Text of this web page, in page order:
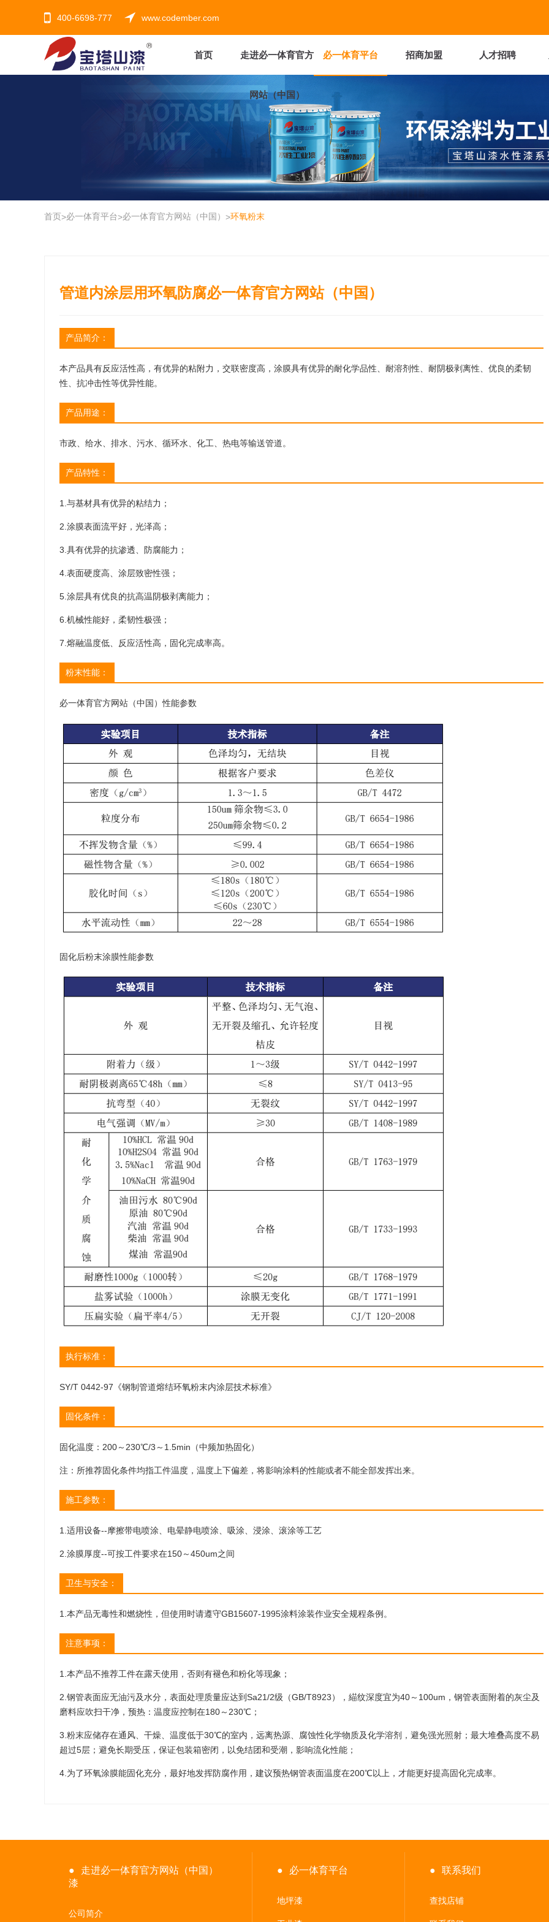
400-6698-777 www.codember.com
首页 走进必一体育官方
网站（中国）
必一体育平台 招商加盟 人才招聘
首页>必一体育平台>必一体育官方网站（中国） >环氧粉末
管道内涂层用环氧防腐必一体育官方网站（中国）
产品简介：
本产品具有反应活性高，有优异的粘附力，交联密度高，涂膜具有优异的耐化学品性、耐溶剂性、耐阴极剥离性、优良的柔韧
性、抗冲击性等优异性能。
产品用途：
市政、给水、排水、污水、循环水、化工、热电等输送管道。
产品特性：
1.与基材具有优异的粘结力；
2.涂膜表面流平好，光泽高；
3.具有优异的抗渗透、防腐能力；
4.表面硬度高、涂层致密性强；
5.涂层具有优良的抗高温阴极剥离能力；
6.机械性能好，柔韧性极强；
7.熔融温度低、反应活性高，固化完成率高。
粉末性能：
必一体育官方网站（中国）性能参数
固化后粉末涂膜性能参数
执行标准：
SY/T 0442-97《钢制管道熔结环氧粉末内涂层技术标准》
固化条件：
固化温度：200～230℃/3～1.5min（中频加热固化）
注：所推荐固化条件均指工件温度，温度上下偏差，将影响涂料的性能或者不能全部发挥出来。
施工参数：
1.适用设备--摩擦带电喷涂、电晕静电喷涂、吸涂、浸涂、滚涂等工艺
2.涂膜厚度--可按工件要求在150～450um之间
卫生与安全：
1.本产品无毒性和燃烧性，但使用时请遵守GB15607-1995涂料涂装作业安全规程条例。
注意事项：
1.本产品不推荐工件在露天使用，否则有褪色和粉化等现象；
2.钢管表面应无油污及水分，表面处理质量应达到Sa21/2级（GB/T8923），緢纹深度宜为40～100um，钢管表面附着的灰尘及
磨料应吹扫干净，预热：温度应控制在180～230℃；
3.粉末应储存在通风、干燥、温度低于30℃的室内，远离热源、腐蚀性化学物质及化学溶剂，避免强光照射；最大堆叠高度不易
超过5层；避免长期受压，保证包装箱密闭，以免结团和受潮，影响流化性能；
4.为了环氧涂膜能固化充分，最好地发挥防腐作用，建议预热钢管表面温度在200℃以上，才能更好提高固化完成率。
2015年1月，国务院和中央军委正式下发文
本期工程按满足2020年机场旅客吞吐量4000万
人次、货邮吞吐量70万吨、飞机起降量32万架
次的目标设计，新建三条跑道。机场建成后，
成都正式成为继北京、上海之后，国内第三个
拥有双机场的城市。机场飞行区等级指标为4F
级，除三条跑道外，还将建设52万平方米的航
站楼、157个机位的站坪、5.9万平方米的货运
站等，以及通信、导航、监视、气象等设施。
新机场航站楼面积是当前双流国际机场T2航站
楼的近1.8倍。在国内当前规划建设的新机场
中，成都新机场规模仅次于北京新机场。成都
新机场总投资692.63亿元，其中，机场工程
475.5亿元，空管工程29.04亿元，供油工程
13.93亿元，航空公司基地工程174.16亿元。
成都龙泉山城市森林公园位于四川省成都
以龙泉山为主体，以三岔湖、龙泉湖、翠
道)268个村，总面积约1275平方公里。
都城市布局从原来的"两山夹一城"转变为
连两翼"，龙泉山的总体定位也由原来的
市会客厅"。在总体上将表现1个城市森林
园、2大功能分区、10个游憩单元、3段
观、3环交通串联、全域绿道支持的结构
●
走进必一体育官方网站（中国）
漆
公司简介
● 必一体育平台
地坪漆
● 联系我们
查找店铺